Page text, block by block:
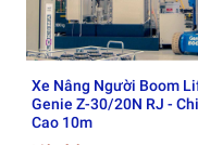
xe có kích thước lớn
ổn định và an toàn.
Z-Boom Lift (cần
Xe Nâng Người Boom
Genie Z-30/20N RJ - Chiều
Cao 10m